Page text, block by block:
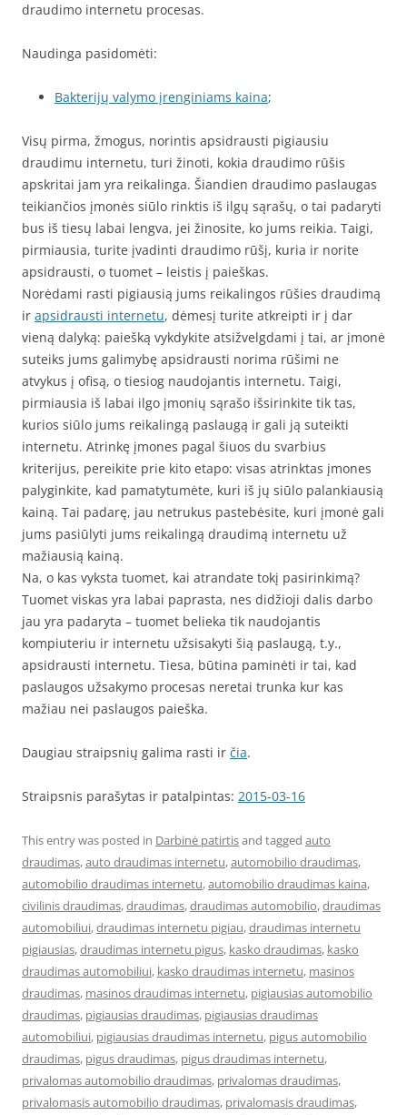
draudimo internetu procesas.
Naudinga pasidomėti:
Bakterijų valymo įrenginiams kaina;
Visų pirma, žmogus, norintis apsidrausti pigiausiu
draudimu internetu, turi žinoti, kokia draudimo rūšis
apskritai jam yra reikalinga. Šiandien draudimo paslaugas
teikiančios įmonės siūlo rinktis iš ilgų sąrašų, o tai padaryti
bus iš tiesų labai lengva, jei žinosite, ko jums reikia. Taigi,
pirmiausia, turite įvadinti draudimo rūšį, kuria ir norite
apsidrausti, o tuomet – leistis į paieškas.
Norėdami rasti pigiausią jums reikalingos rūšies draudimą
ir apsidrausti internetu, dėmesį turite atkreipti ir į dar
vieną dalyką: paiešką vykdykite atsižvelgdami į tai, ar įmonė
suteiks jums galimybę apsidrausti norima rūšimi ne
atvykus į ofisą, o tiesiog naudojantis internetu. Taigi,
pirmiausia iš labai ilgo įmonių sąrašo išsirinkite tik tas,
kurios siūlo jums reikalingą paslaugą ir gali ją suteikti
internetu. Atrinkę įmones pagal šiuos du svarbius
kriterijus, pereikite prie kito etapo: visas atrinktas įmones
palyginkite, kad pamatytumėte, kuri iš jų siūlo palankiausią
kainą. Tai padarę, jau netrukus pastebėsite, kuri įmonė gali
jums pasiūlyti jums reikalingą draudimą internetu už
mažiausią kainą.
Na, o kas vyksta tuomet, kai atrandate tokį pasirinkimą?
Tuomet viskas yra labai paprasta, nes didžioji dalis darbo
jau yra padaryta – tuomet belieka tik naudojantis
kompiuteriu ir internetu užsisakyti šią paslaugą, t.y.,
apsidrausti internetu. Tiesa, būtina paminėti ir tai, kad
paslaugos užsakymo procesas neretai trunka kur kas
mažiau nei paslaugos paieška.
Daugiau straipsnių galima rasti ir čia.
Straipsnis parašytas ir patalpintas: 2015-03-16
This entry was posted in Darbinė patirtisand tagged auto
draudimas,auto draudimas internetu,automobilio draudimas,
automobilio draudimas internetu,automobilio draudimas kaina,
civilinis draudimas,draudimas,draudimas automobilio,draudimas
automobiliui,draudimas internetu pigiau,draudimas internetu
pigiausias,draudimas internetu pigus, kasko draudimas, kasko
draudimas automobiliui, kasko draudimas internetu, masinos
draudimas, masinos draudimas internetu, pigiausias automobilio
draudimas, pigiausias draudimas, pigiausias draudimas
automobiliui, pigiausias draudimas internetu, pigus automobilio
draudimas, pigus draudimas, pigus draudimas internetu,
privalomas automobilio draudimas, privalomas draudimas,
privalomasis automobilio draudimas, privalomasis draudimas,